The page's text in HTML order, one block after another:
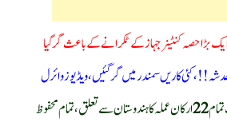
ایک بڑا حصہ کنٹینر جہاز کے ٹکرانے کے باعث گر گیا
کئی کاریں سمندر میں گر گئیں، ویڈیوز وائرل
22ارکان عملہ کا ہندوستان سے تعلق،تمام محفوظ